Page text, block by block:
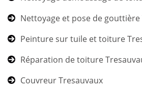
Nettoyage et pose de gouttière
Peinture sur tuile et toiture
Réparation de toiture
Couvreur Tresauvaux